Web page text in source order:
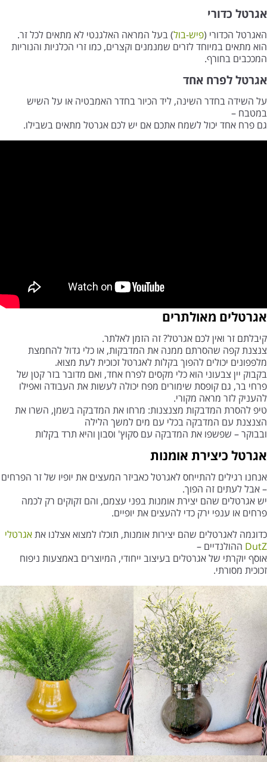
אגרטל כדורי
האגרטל הכדורי (פיש-בול) בעל המראה האלגנטי לא מתאים לכל זר.
הוא מתאים במיוחד לזרים שמנמנים וקצרים, כמו זרי הכלניות והנוריות
המככבים בחורף.
אגרטל לפרח אחד
על השידה בחדר השינה, ליד הכיור בחדר האמבטיה או על השיש
במטבח –
גם פרח אחד יכול לשמח אתכם אם יש לכם אגרטל מתאים בשבילו.
אגרטלים מאולתרים
קיבלתם זר ואין לכם אגרטל? זה הזמן לאלתר.
צנצנת קפה שהסרתם ממנה את המדבקות, או כלי גדול להחמצת
מלפפונים יכולים להפוך בקלות לאגרטל זכוכית לעת מצוא.
בקבוק יין צבעוני הוא כלי מקסים לפרח אחד, ואם מדובר בזר קטן של
פרחי בר, גם קופסת שימורים מפח יכולה לעשות את העבודה ואפילו
להעניק לזר מראה מקורי.
טיפ להסרת המדבקות מצנצנות: מרחו את המדבקה בשמן, השרו את
הצנצנת עם המדבקה בכלי עם מים למשך הלילה
ובבוקר – שפשפו את המדבקה עם סקוץ' וסבון והיא תרד בקלות
אגרטל כיצירת אומנות
אנחנו רגילים להתייחס לאגרטל כאביזר המעצים את יופיו של זר הפרחים
– אבל לעתים זה הפוך.
יש אגרטלים שהם יצירת אומנות בפני עצמם, והם זקוקים רק לכמה
פרחים או ענפי ירק כדי להעצים את יופיים.
כדוגמה לאגרטלים שהם יצירות אומנות, תוכלו למצוא אצלנו אתאגרטלי
DutZ ההולנדיים –
אוסף יוקרתי של אגרטלים בעיצוב ייחודי, המיוצרים באמצעות ניפוח
זכוכית מסורתי.